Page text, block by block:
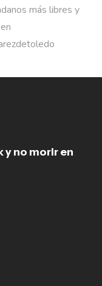
más libres y
y no morir en